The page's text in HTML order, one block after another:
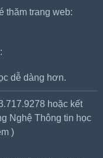
thăm trang web:
dễ dàng hơn.
hoặc kết
Nghệ Thông tin học
)